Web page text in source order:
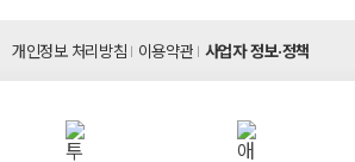
개인정보 처리방침 이용약관 사업자 정보·정책